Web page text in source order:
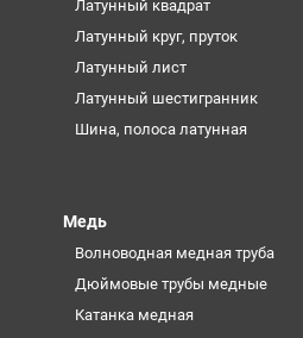
Латунный квадрат
Латунный круг, пруток
Латунный лист
Латунный шестигранник
Шина, полоса латунная
Медь
Волноводная медная труба
Дюймовые трубы медные
Катанка медная